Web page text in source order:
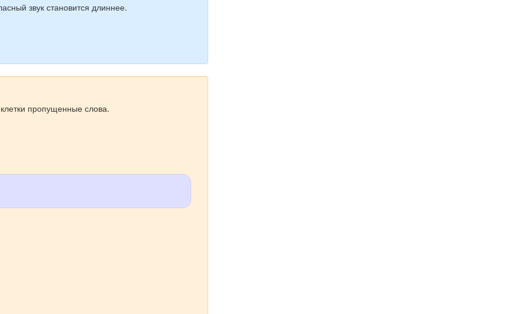
звук становится длиннее.
пропущенные слова.